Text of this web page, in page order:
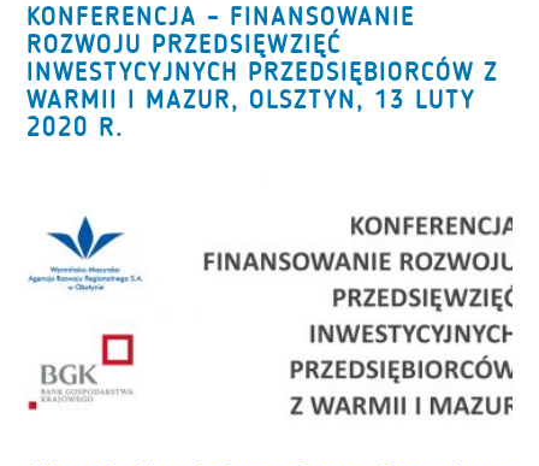
KONFERENCJA – FINANSOWANIE
ROZWOJU PRZEDSIĘWZIĘĆ
INWESTYCYJNYCH PRZEDSIĘBIORCÓW Z
WARMII I MAZUR, OLSZTYN, 13 LUTY
2020 R.